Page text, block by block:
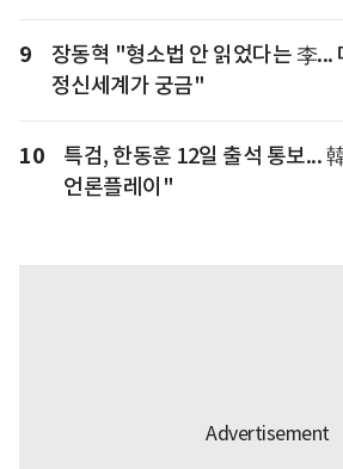
9
장동혁 "형소법 안 읽었다는 李...
정신세계가 궁금"
10
특검, 한동훈 12일 출석 통보...
언론플레이"